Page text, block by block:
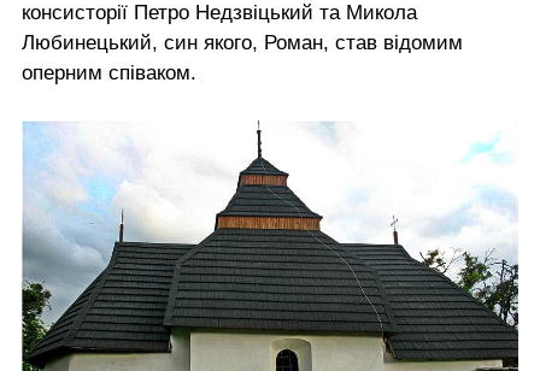
консисторії Петро Недзвіцький та Микола
Любинецький, син якого, Роман, став відомим
оперним співаком.